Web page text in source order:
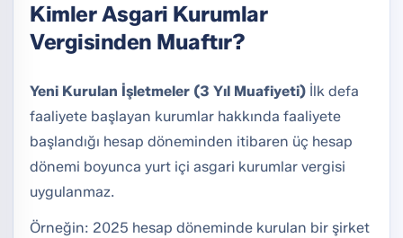
Kimler Asgari Kurumlar
Vergisinden Muaftır?
Yeni Kurulan İşletmeler (3 Yıl Muafiyeti) İlk defa
faaliyete başlayan kurumlar hakkında faaliyete
başlandığı hesap döneminden itibaren üç hesap
dönemi boyunca yurt içi asgari kurumlar vergisi
uygulanmaz.
Örneğin: 2025 hesap döneminde kurulan bir şirket